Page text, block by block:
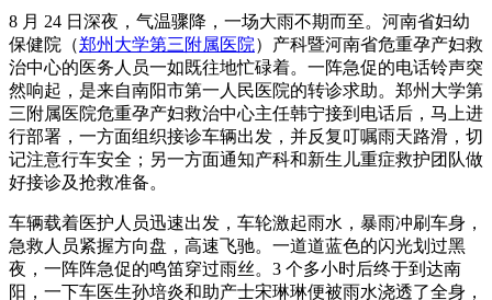
8 月 24 日深夜，气温骤降，一场大雨不期而至。河南省妇幼
保健院（郑州大学第三附属医院）产科暨河南省危重孕产妇救
治中心的医务人员一如既往地忙碌着。一阵急促的电话铃声突
然响起，是来自南阳市第一人民医院的转诊求助。郑州大学第
三附属医院危重孕产妇救治中心主任韩宁接到电话后，马上进
行部署，一方面组织接诊车辆出发，并反复叮嘱雨天路滑，切
记注意行车安全；另一方面通知产科和新生儿重症救护团队做
好接诊及抢救准备。
车辆载着医护人员迅速出发，车轮激起雨水，暴雨冲刷车身，
急救人员紧握方向盘，高速飞驰。一道道蓝色的闪光划过黑
夜，一阵阵急促的鸣笛穿过雨丝。3 个多小时后终于到达南
阳，一下车医生孙培炎和助产士宋琳琳便被雨水浇透了全身，